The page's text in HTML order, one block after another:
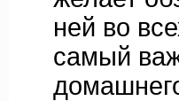
ней во
самый